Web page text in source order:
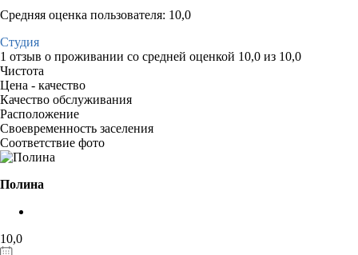
Средняя оценка пользователя: 10,0
Студия
1 отзыв о проживании со средней оценкой 10,0 из 10,0
Чистота
Цена - качество
Качество обслуживания
Расположение
Своевременность заселения
Соответствие фото
Полина
10,0